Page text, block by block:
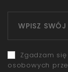
Zgadzam
osobowych przez